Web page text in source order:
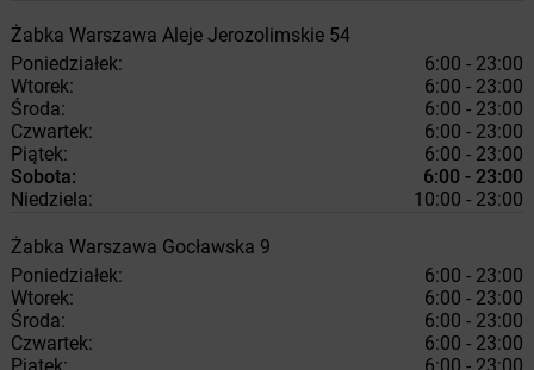
Żabka Warszawa Aleje Jerozolimskie 54
Poniedziałek:
6:00 - 23:00
Wtorek:
6:00 - 23:00
Środa:
6:00 - 23:00
Czwartek:
6:00 - 23:00
Piątek:
6:00 - 23:00
Sobota:
6:00 - 23:00
Niedziela:
10:00 - 23:00
Żabka Warszawa Gocławska 9
Poniedziałek:
6:00 - 23:00
Wtorek:
6:00 - 23:00
Środa:
6:00 - 23:00
Czwartek:
6:00 - 23:00